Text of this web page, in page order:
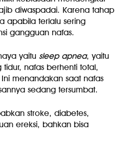
diwaspadai. Karena tahap
apabila terlalu sering
gangguan nafas.
yaitu sleep apnea, yaitu
nafas berhenti total,
menandakan saat nafas
sedang tersumbat.
stroke, diabetes,
ereksi, bahkan bisa